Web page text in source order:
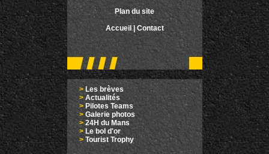
Plan du site
Accueil |Contact
>Les brèves
> Actualités
> Pilotes Teams
>Galerie photos
>24H du Mans
>Le bol d'or
> Tourist Trophy